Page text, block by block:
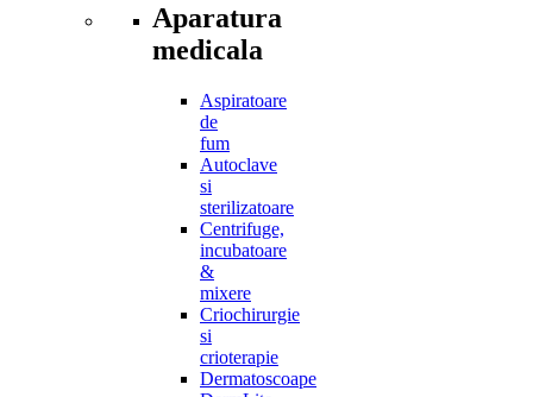
Aparatura
medicala
Aspiratoare
de
fum
Autoclave
si
sterilizatoare
Centrifuge,
incubatoare
&
mixere
Criochirurgie
si
crioterapie
Dermatoscoape